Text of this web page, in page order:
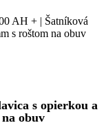
AH + | Šatníková
s roštom na obuv
s opierkou a
obuv